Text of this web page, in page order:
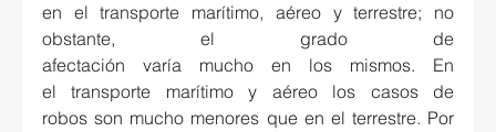
en el transporte marítimo, aéreo y terrestre; no
obstante, el grado de
afectación varía mucho en los mismos. En
el transporte marítimo y aéreo los casos de
robos son mucho menores que en el terrestre. Por